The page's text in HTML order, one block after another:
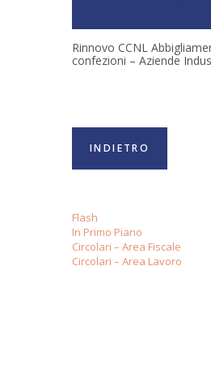
Rinnovo CCNL
confezioni – Aziende
INDIETRO
Flash
In Primo Piano
Circolari – Area Fiscale
Circolari – Area Lavoro